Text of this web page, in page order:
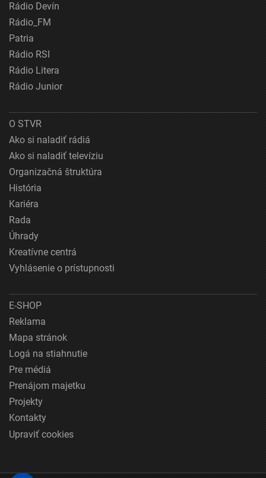
Rádio Devín
Rádio_FM
Patria
Rádio RSI
Rádio Litera
Rádio Junior
O STVR
Ako si naladiť rádiá
Ako si naladiť televíziu
Organizačná štruktúra
História
Kariéra
Rada
Úhrady
Kreatívne centrá
Vyhlásenie o prístupnosti
E-SHOP
Reklama
Mapa stránok
Logá na stiahnutie
Pre médiá
Prenájom majetku
Projekty
Kontakty
Upraviť cookies